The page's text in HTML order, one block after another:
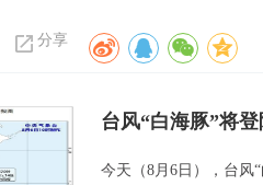
分享
台风“白海豚”将
今天（8月6日），台风